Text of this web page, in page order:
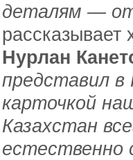
деталям —
рассказывает
Нурлан
представил в
карточкой
Казахстан
естественно